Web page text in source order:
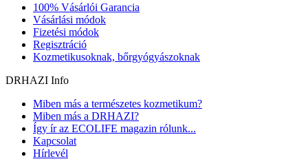
100% Vásárlói Garancia
Vásárlási módok
Fizetési módok
Regisztráció
Kozmetikusoknak, bőrgyógyászoknak
DRHAZI Info
Miben más a természetes kozmetikum?
Miben más a DRHAZI?
Így ír az ECOLIFE magazin rólunk...
Kapcsolat
Hírlevél